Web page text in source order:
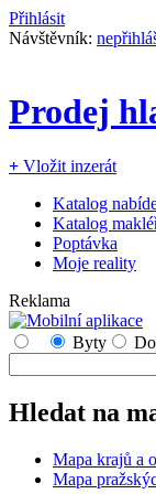
Přihlásit
Návštěvník:
Prodej
+ Vložit inzerát
Katalog
Katalog
Poptávka
Moje reality
Reklama
Byty
Hledat na
Mapa krajů a
Mapa